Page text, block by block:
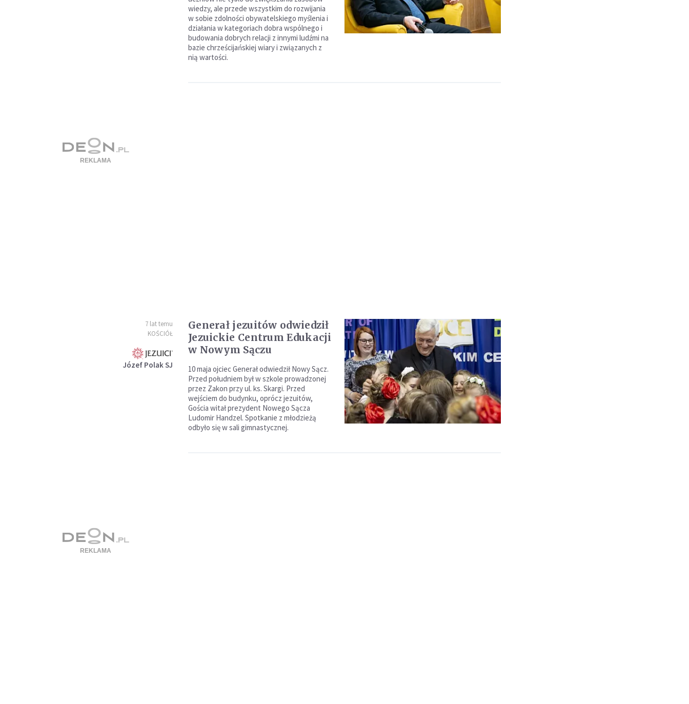
wiedzy, ale przede wszystkim do rozwijania
w sobie zdolności obywatelskiego myślenia i
działania w kategoriach dobra wspólnego i
budowania dobrych relacji z innymi ludźmi na
bazie chrześcijańskiej wiary i związanych z
nią wartości.
7 lat temu
KOŚCIÓŁ
Józef Polak SJ
Generał jezuitów odwiedził
Jezuickie Centrum Edukacji
w Nowym Sączu
10 maja ojciec Generał odwiedził Nowy Sącz.
Przed południem był w szkole prowadzonej
przez Zakon przy ul. ks. Skargi. Przed
wejściem do budynku, oprócz jezuitów,
Gościa witał prezydent Nowego Sącza
Ludomir Handzel. Spotkanie z młodzieżą
odbyło się w sali gimnastycznej.